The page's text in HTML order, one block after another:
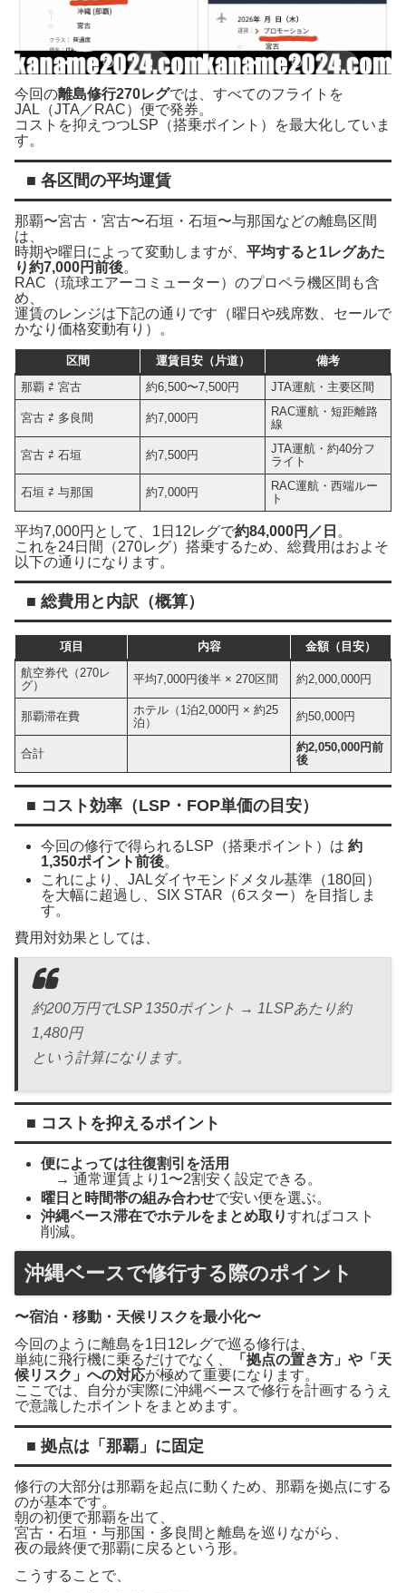
今回の離島修行270レグでは、すべてのフライトを
JAL（JTA／RAC）便で発券。
コストを抑えつつLSP（搭乗ポイント）を最大化していま
す。
■ 各区間の平均運賃
那覇〜宮古・宮古〜石垣・石垣〜与那国などの離島区間
は、
時期や曜日によって変動しますが、 平均すると1レグあた
り約7,000円前後。
RAC（琉球エアーコミューター）のプロペラ機区間も含
め、
運賃のレンジは下記の通りです（曜日や残席数、セールで
かなり価格変動有り）。
区間 運賃目安（片道）
備考
那覇 ⇄ 宮古
約6,500〜7,500円 JTA運航・主要区間
宮古 ⇄ 多良間 約7,000円
RAC運航・短距離路
線
宮古 ⇄ 石垣 約7,500円
JTA運航・約40分フ
ライト
石垣 ⇄ 与那国 約7,000円
RAC運航・西端ルー
ト
平均7,000円として、1日12レグで約84,000円／日 。
これを24日間（270レグ）搭乗するため、総費用はおよそ
以下の通りになります。
■ 総費用と内訳（概算）
項目 内容
金額（目安）
航空券代（270レ
グ）
平均7,000円後半 × 270区間 約2,000,000円
那覇滞在費
ホテル（1泊2,000円 × 約25
泊）
約50,000円
合計
約2,050,000円前
後
■ コスト効率（LSP・FOP単価の目安）
今回の修行で得られるLSP（搭乗ポイント）は約
1,350ポイント前後。
これにより、JALダイヤモンドメタル基準（180回）
を大幅に超過し、SIX STAR（6スター）を目指しま
す。
費用対効果としては、
約200万円でLSP 1350ポイント → 1LSPあたり約
1,480円
という計算になります。
■ コストを抑えるポイント
便によっては往復割引を活用
→ 通常運賃より1〜2割安く設定できる。
曜日と時間帯の組み合わせで安い便を選ぶ。
沖縄ベース滞在でホテルをまとめ取りすればコスト
削減。
沖縄ベースで修行する際のポイント
〜宿泊・移動・天候リスクを最小化〜
今回のように離島を1日12レグで巡る修行は、
単純に飛行機に乗るだけでなく、
「拠点の置き方」や「天
候リスク」への対応が極めて重要になります。
ここでは、自分が実際に沖縄ベースで修行を計画するうえ
で意識したポイントをまとめます。
■ 拠点は「那覇」に固定
修行の大部分は那覇を起点に動くため、那覇を拠点にする
のが基本です。
朝の初便で那覇を出て、
宮古・石垣・与那国・多良間と離島を巡りながら、
夜の最終便で那覇に戻るという形。
こうすることで、